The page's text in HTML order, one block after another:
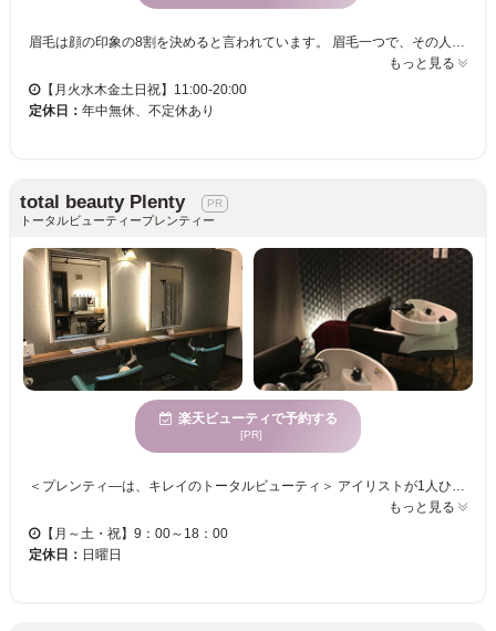
眉毛は顔の印象の8割を決めると言われています。 眉毛一つで、その人の雰囲気は、凛々しくもなり、優しくもなり、可愛くもなり、頼れる男らしくもなります。 私たちi’m （アイム） は、そんな重要なパーツである眉毛を、お客様の輪郭や自眉毛の特徴を活かして、似合う眉毛デザインをご提案いたします。 また、普段のメイクや、ファッション、なりたい雰囲気もお聞かせいただきながら、ご納得のいくデザインを、確かなアイブロウスキルで叶えさせて頂きます。 アイブロウデザインのエキスパートたちへ、是非一度ご相談下さい。 i’m（アイム）スタッフ一同、皆様のご来店を心からお待ちしております。
もっと見る
【月火水木金土日祝】11:00-20:00
定休日： 年中無休、不定休あり
total beauty Plenty
トータルビューティープレンティー
楽天ビューティで予約する
[PR]
＜プレンティ―は、キレイのトータルビューティ＞ アイリストが1人ひとりの生え癖や毛質、似合わせを考え、自然な付け心地で人気のまつ毛エクステをご用意し、立体的に、魅力的な目元に☆自まつ毛や肌ダメージを気遣いながら、なりたいイメージを考慮し、満足いくデザインになるように仕上げます♪ しっかりと丁寧にカウンセリングをし、ライフスタイルやお好みに合わせて施術を行いますので、初めてでもお気軽にご利用いただけます☆ ＜居心地の良い空間であなただけのキレイを見つけましょう♪＞ ラグジュアリーで落ち着いた空間でリラックスして頂きながら、あなたの目元のキレイを叶えます！お子様連れ歓迎♪子育てや家事に追われている忙しいママさんも、ゆっくり自分磨きを楽しめます♪寛ぎのプライベートサロンで、ゆったりとしたひと時をお過ごし下さい。
もっと見る
【月～土・祝】9：00～18：00
定休日： 日曜日